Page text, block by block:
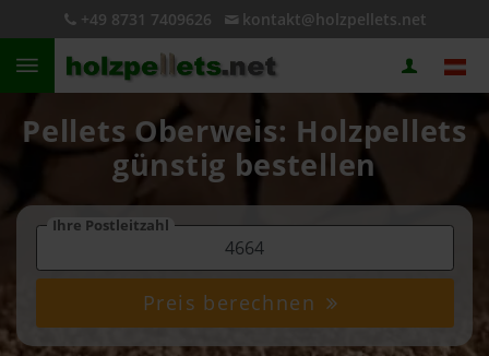
+49 8731 7409626 kontakt@holzpellets.net
Pellets Oberweis: Holzpellets
günstig bestellen
Ihre Postleitzahl
Preis berechnen